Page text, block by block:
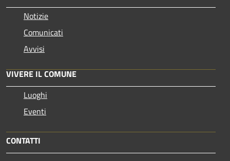
Notizie
Comunicati
Avvisi
VIVERE IL COMUNE
Luoghi
Eventi
CONTATTI